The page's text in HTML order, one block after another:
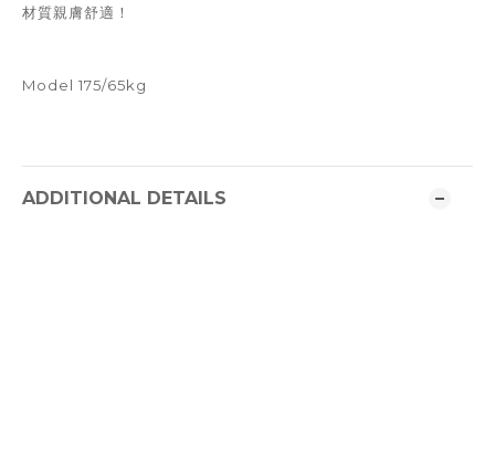
材質親膚舒適！
Model 175/65kg
ADDITIONAL DETAILS